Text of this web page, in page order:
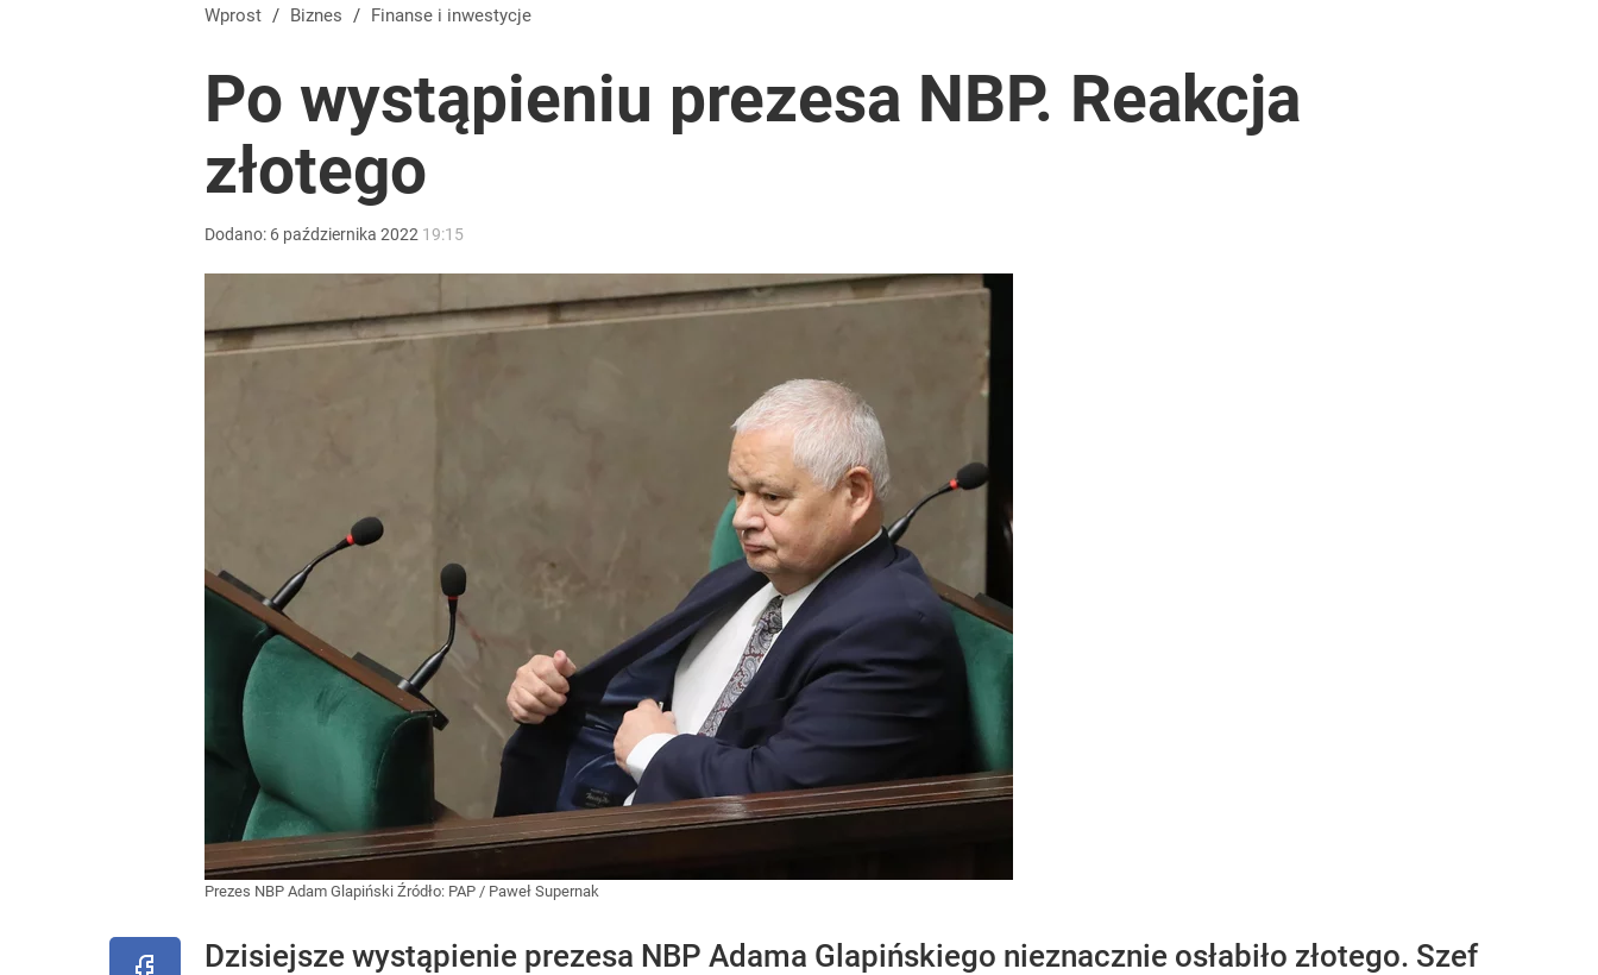
Blisko 200 tys. takich aktów w rok. Polacy masowo przekazują sobie nieruchomości
Na taki komunikat kierowcy czekali od dawna. „Optymistyczne wieści”
Tajemnica paragonów grozy. Tak restauratorzy manipulują cenami nad morzem
Wprost / Biznes / Finanse i inwestycje
Po wystąpieniu prezesa NBP. Reakcja
złotego
Dodano: 6 października 2022 19:15
Prezes NBP Adam Glapiński Źródło: PAP / Paweł Supernak
Dzisiejsze wystąpienie prezesa NBP Adama Glapińskiego nieznacznie osłabiło złotego. Szef